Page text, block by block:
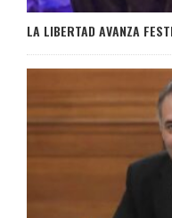
LA LIBERTAD AVANZA